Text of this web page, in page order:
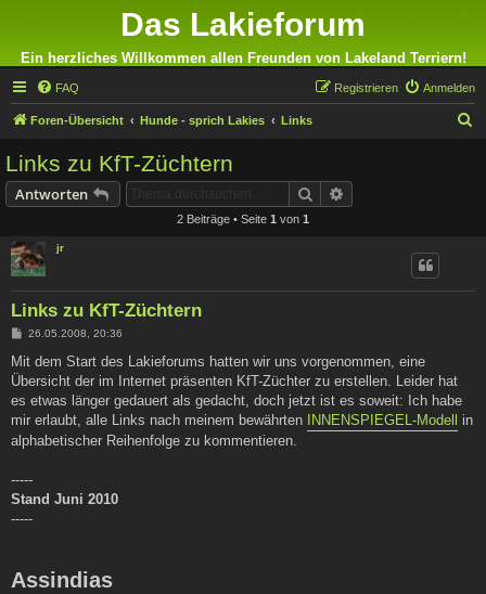
Das Lakieforum
Ein herzliches Willkommen allen Freunden von Lakeland Terriern!
FAQ Anmelden
Registrieren
Foren-Übersicht Hunde - sprich Lakies Links
Links zu KfT-Züchtern
Antworten Suche
2 Beiträge • Seite 1 von 1
jr
Links zu KfT-Züchtern
B
i
r
a
26.05.2008, 20:36
Mit dem Start des Lakieforums hatten wir uns vorgenommen, eine
Übersicht der im Internet präsenten KfT-Züchter zu erstellen. Leider hat
es etwas länger gedauert als gedacht, doch jetzt ist es soweit: Ich habe
mir erlaubt, alle Links nach meinem bewährten
INNENSPIEGEL-Modell
in
alphabetischer Reihenfolge zu kommentieren.
-----
Stand Juni 2010
-----
Assindias